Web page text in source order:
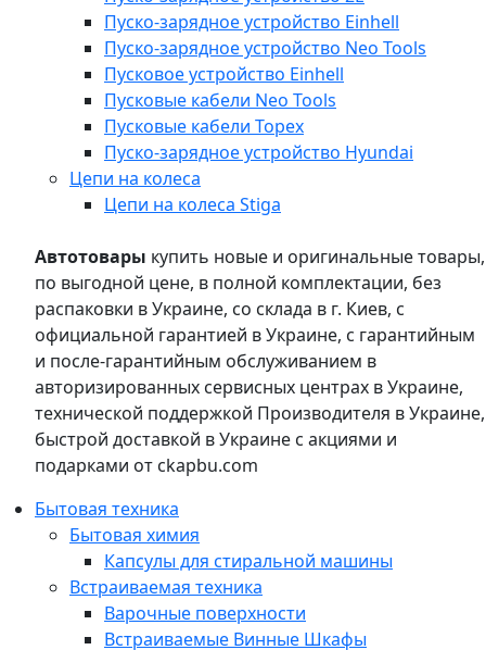
Пуско-зарядное устройство Einhell
Пуско-зарядное устройство Neo Tools
Пусковое устройство Einhell
Пусковые кабели Neo Tools
Пусковые кабели Topex
Пуско-зарядное устройство Hyundai
Цепи на колеса
Цепи на колеса Stiga
Автотовары купить новые и оригинальные товары,
по выгодной цене, в полной комплектации, без
распаковки в Украине, со склада в г. Киев, с
официальной гарантией в Украине, с гарантийным
и после-гарантийным обслуживанием в
авторизированных сервисных центрах в Украине,
технической поддержкой Производителя в Украине,
быстрой доставкой в Украине с акциями и
подарками от ckapbu.com
Бытовая техника
Бытовая химия
Капсулы для стиральной машины
Встраиваемая техника
Варочные поверхности
Встраиваемые Винные Шкафы